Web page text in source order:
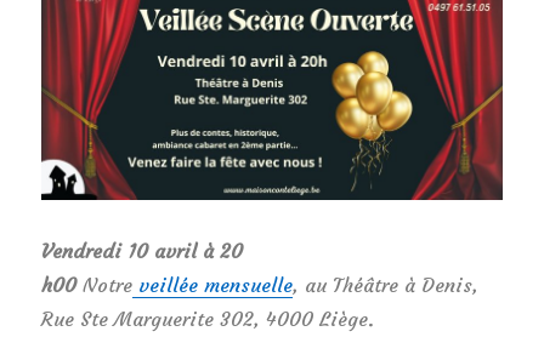
Vendredi 10 avril à 20
h00Notre veillée mensuelle, au Théâtre à Denis,
Rue Ste Marguerite 302, 4000 Liège.